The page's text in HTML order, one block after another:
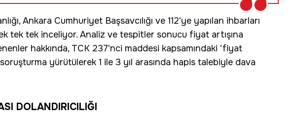
Ankara Cumhuriyet Başsavcılığı ve 112'ye yapılan ihbarları
tek tek inceliyor. Analiz ve tespitler sonucu fiyat artışına
hakkında, TCK 237'nci maddesi kapsamındaki 'fiyat
yürütülerek 1 ile 3 yıl arasında hapis talebiyle dava
DOLANDIRICILIĞI